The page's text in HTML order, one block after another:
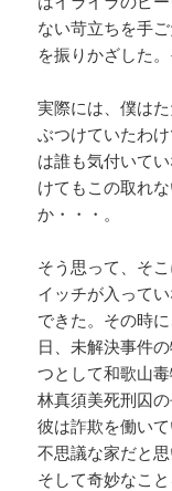
ない苛立ちを手
を振りかざした
実際には、僕は
ぶつけていたわ
は誰も気付いて
けてもこの取れ
か・・・。
そう思って、そ
イッチが入って
できた。その時
日、未解決事件
つとして和歌山
林真須美死刑囚
彼は詐欺を働い
不思議な家だと
そして奇妙なこ